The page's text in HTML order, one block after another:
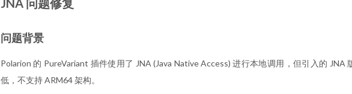
JNA 问题修复
问题背景
Polarion 的 PureVariant 插件使用了 JNA (Java Native Access) 进行本地调用，但引入的 JNA
低，不支持 ARM64 架构。